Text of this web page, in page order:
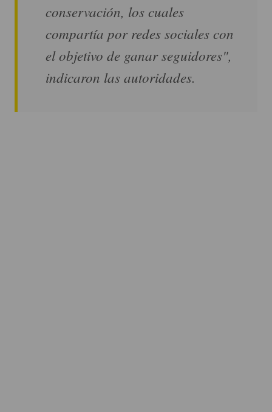
conservación, los cuales
compartía por redes sociales con
el objetivo de ganar seguidores",
indicaron las autoridades.